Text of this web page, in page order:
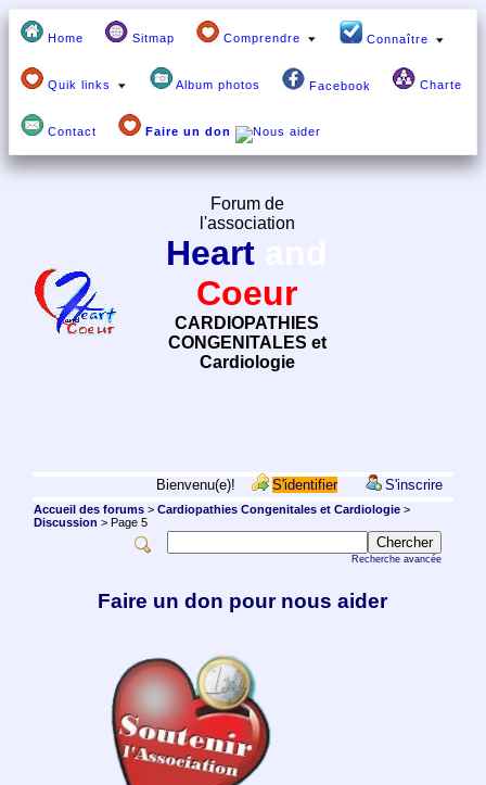
Home Sitmap Comprendre Connaître
Quik links Album photos Facebook Charte
Contact Faire un don
Forum de
l'association
Heart
Coeur
CARDIOPATHIES
CONGENITALES et
Cardiologie
Bienvenu(e)! S'identifier S'inscrire
Accueil des forums> Cardiopathies Congenitales et Cardiologie>
Discussion > Page 5
Recherche avancée
Faire un don pour nous aider